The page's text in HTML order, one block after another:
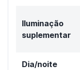
Iluminação
suplementar
Dia/noite